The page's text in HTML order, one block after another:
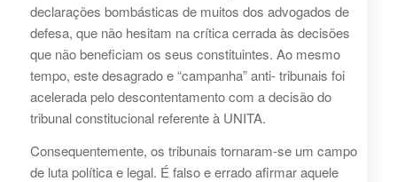
declarações bombásticas de muitos dos advogados de
defesa, que não hesitam na crítica cerrada às decisões
que não beneficiam os seus constituintes. Ao mesmo
tempo, este desagrado e “campanha” anti- tribunais foi
acelerada pelo descontentamento com a decisão do
tribunal constitucional referente à UNITA.
Consequentemente, os tribunais tornaram-se um campo
de luta política e legal. É falso e errado afirmar aquele